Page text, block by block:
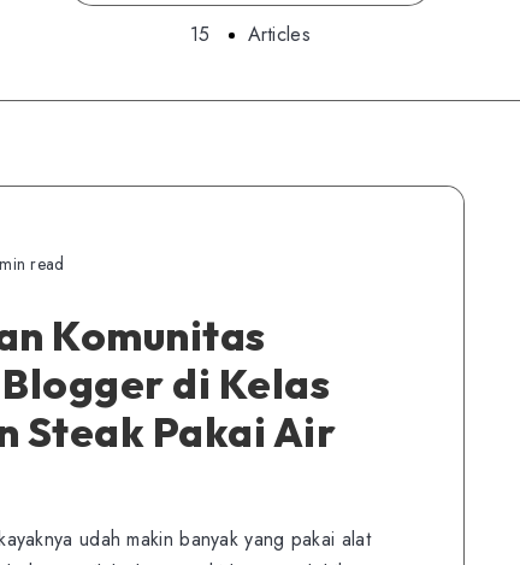
15 Articles
read
Komunitas
di Kelas
Steak Pakai Air
udah makin banyak yang pakai alat